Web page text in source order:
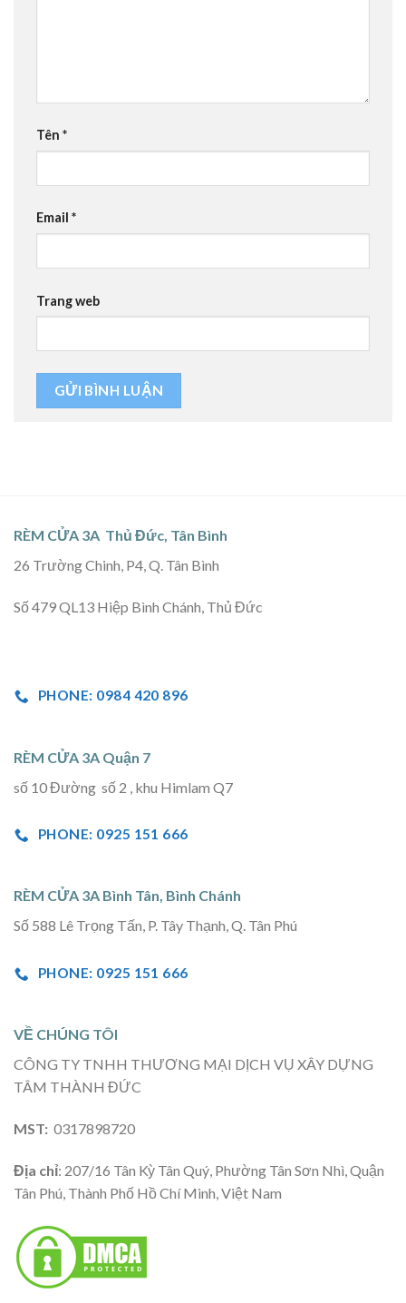
Tên *
Email *
Trang web
RÈM CỬA 3A Thủ Đức, Tân Bình
26 Trường Chinh, P4, Q. Tân Bình
Số 479 QL13 Hiệp Bình Chánh, Thủ Đức
PHONE: 0984 420 896
RÈM CỬA 3A Quận 7
số 10 Đường số 2 , khu Himlam Q7
PHONE: 0925 151 666
RÈM CỬA 3A Bình Tân, Bình Chánh
Số 588 Lê Trọng Tấn, P. Tây Thạnh, Q. Tân Phú
PHONE: 0925 151 666
VỀ CHÚNG TÔI
CÔNG TY TNHH THƯƠNG MẠI DỊCH VỤ XÂY DỰNG
TÂM THÀNH ĐỨC
MST: 0317898720
Địa chỉ: 207/16 Tân Kỳ Tân Quý, Phường Tân Sơn Nhì, Quận
Tân Phú, Thành Phố Hồ Chí Minh, Việt Nam